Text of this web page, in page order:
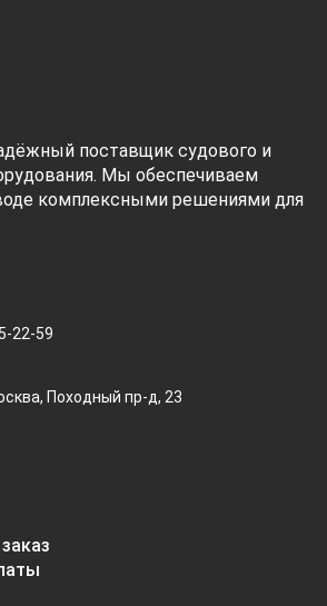
поставщик судового и
Мы обеспечиваем
комплексными решениями для
22-59
Походный пр-д, 23